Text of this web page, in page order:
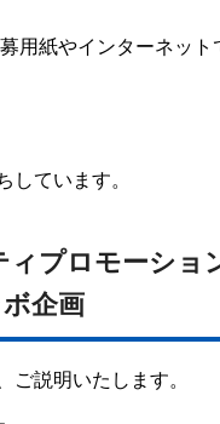
用紙やインターネット
しています。
プロモーショ
企画
説明いたします。